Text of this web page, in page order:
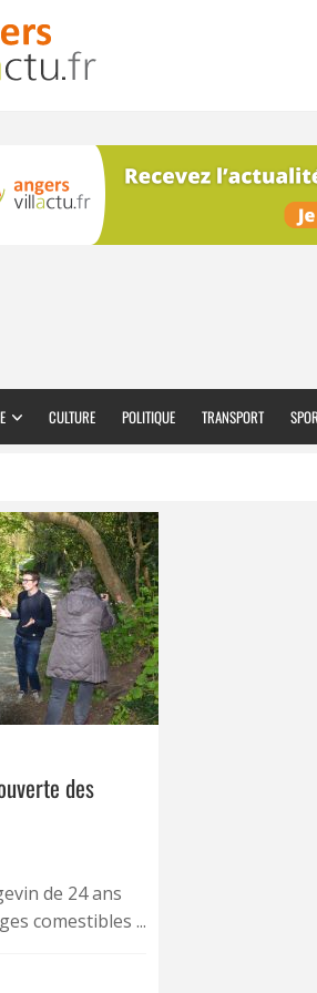
CULTURE POLITIQUE TRANSPORT
des
de 24 ans
comestibles ...